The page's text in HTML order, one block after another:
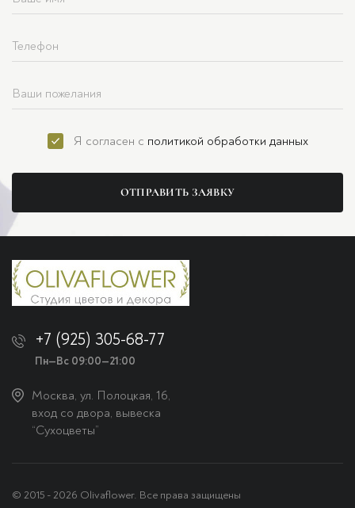
Я согласен с политикой обработки данных
ОТПРАВИТЬ ЗАЯВКУ
+7 (925) 305-68-77
Пн—Вс 09:00—21:00
Москва, ул. Полоцкая, 16,
вход со двора, вывеска
“Сухоцветы”
© 2015 - 2026 Olivaflower. Все права защищены